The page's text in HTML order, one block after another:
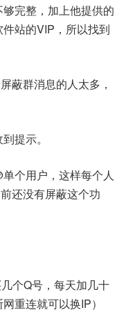
完整，加上他提供的
站的VIP，所以找到
蔽群消息的人太多，
提示。
个用户，这样每个人
还没有屏蔽这个功
个Q号，每天加几十
重连就可以换IP）